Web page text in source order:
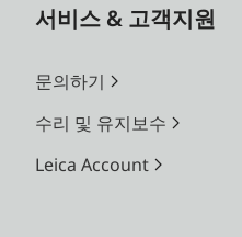
서비스 & 고객지원
문의하기
수리 및 유지보수
Leica Account